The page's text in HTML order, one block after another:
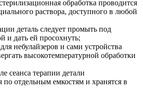
обработка проводится
раствора, доступного в любой
деталь следует промыть под
и дать ей просохнуть;
небулайзеров и сами устройства
высокотемпературной обработки
сеанса терапии детали
по отдельным емкостям и хранятся в